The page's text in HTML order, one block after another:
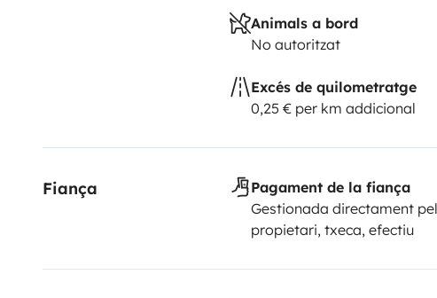
Animals a bord
No autoritzat
Excés de quilometratge
0,25 € per km addicional
Fiança
Pagament de la fiança
Gestionada directament pel
propietari, txeca, efectiu